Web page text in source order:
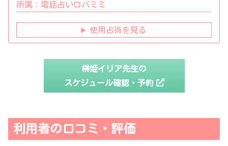
所属： 電話占いロバミミ
使用占術を見る
榊姫イリア先生の
スケジュール確認・予約
利用者の口コミ・評価